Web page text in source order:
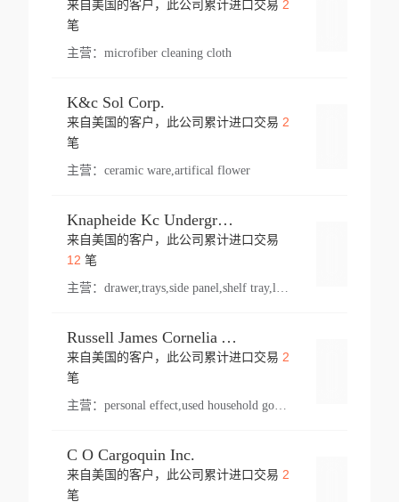
来自美国的客户，此公司累计进口交易 2
笔
主营： microfiber cleaning cloth
K&c Sol Corp.
来自美国的客户，此公司累计进口交易 2
笔
主营： ceramic ware,artifical flower
Knapheide Kc Underground
来自美国的客户，此公司累计进口交易
12 笔
主营：
Russell James Cornelia Arlington Va
来自美国的客户，此公司累计进口交易 2
笔
主营： personal effect,used household goods
C O Cargoquin Inc.
来自美国的客户，此公司累计进口交易 2
笔